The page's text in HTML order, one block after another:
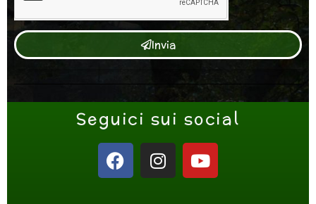
Invia
Seguici sui social
F
a
I
n
Y
o